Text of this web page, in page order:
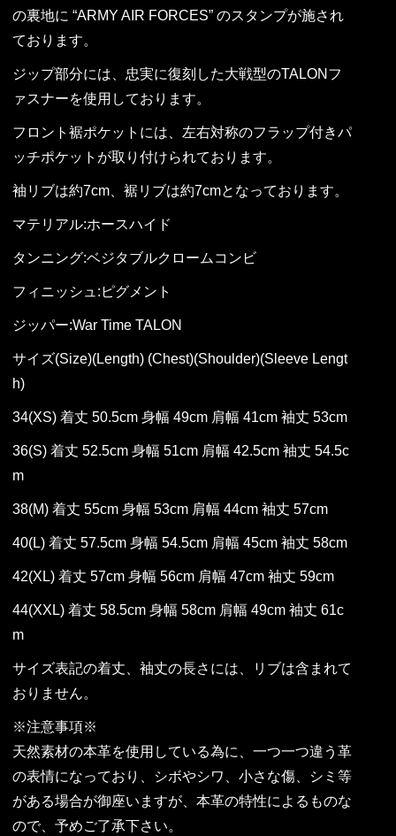
の裏地に “ARMY AIR FORCES” のスタンプが施され
ております。
ジップ部分には、忠実に復刻した大戦型のTALONフ
ァスナーを使用しております。
フロント裾ポケットには、左右対称のフラップ付きパ
ッチポケットが取り付けられております。
袖リブは約7cm、裾リブは約7cmとなっております。
マテリアル:ホースハイド
タンニング:ベジタブルクロームコンビ
フィニッシュ:ピグメント
ジッパー:War Time TALON
サイズ(Size)(Length) (Chest)(Shoulder)(Sleeve Lengt
h)
34(XS) 着丈 50.5cm 身幅 49cm 肩幅 41cm 袖丈 53cm
36(S) 着丈 52.5cm 身幅 51cm 肩幅 42.5cm 袖丈 54.5c
m
38(M) 着丈 55cm 身幅 53cm 肩幅 44cm 袖丈 57cm
40(L) 着丈 57.5cm 身幅 54.5cm 肩幅 45cm 袖丈 58cm
42(XL) 着丈 57cm 身幅 56cm 肩幅 47cm 袖丈 59cm
44(XXL) 着丈 58.5cm 身幅 58cm 肩幅 49cm 袖丈 61c
m
サイズ表記の着丈、袖丈の長さには、リブは含まれて
おりません。
※注意事項※
天然素材の本革を使用している為に、一つ一つ違う革
の表情になっており、シボやシワ、小さな傷、シミ等
がある場合が御座いますが、本革の特性によるものな
ので、予めご了承下さい。